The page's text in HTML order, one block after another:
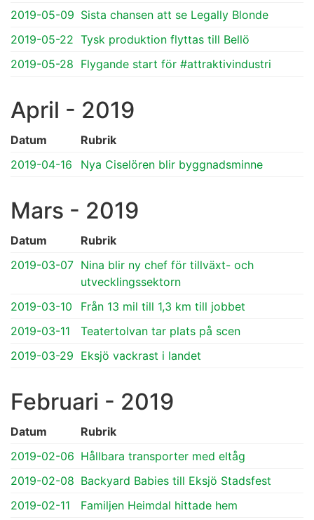
2019-05-09 Sista chansen att se Legally Blonde
2019-05-22 Tysk produktion flyttas till Bellö
2019-05-28 Flygande start för #attraktivindustri
April - 2019
Datum
Rubrik
2019-04-16
Nya Ciselören blir byggnadsminne
Mars - 2019
Datum
Rubrik
2019-03-07 Nina blir ny chef för tillväxt- och
utvecklingssektorn
2019-03-10
Från 13 mil till 1,3 km till jobbet
2019-03-11
Teatertolvan tar plats på scen
2019-03-29 Eksjö vackrast i landet
Februari - 2019
Datum
Rubrik
2019-02-06 Hållbara transporter med eltåg
2019-02-08 Backyard Babies till Eksjö Stadsfest
2019-02-11
Familjen Heimdal hittade hem